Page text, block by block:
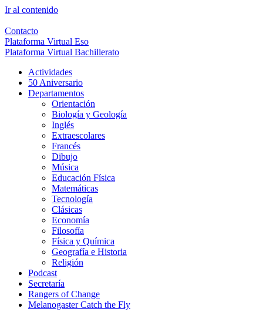
Ir al contenido
Contacto
Plataforma Virtual Eso
Plataforma Virtual Bachillerato
Actividades
50 Aniversario
Departamentos
Orientación
Biología y Geología
Inglés
Extraescolares
Francés
Dibujo
Música
Educación Física
Matemáticas
Tecnología
Clásicas
Economía
Filosofía
Física y Química
Geografía e Historia
Religión
Podcast
Secretaría
Rangers of Change
Melanogaster Catch the Fly